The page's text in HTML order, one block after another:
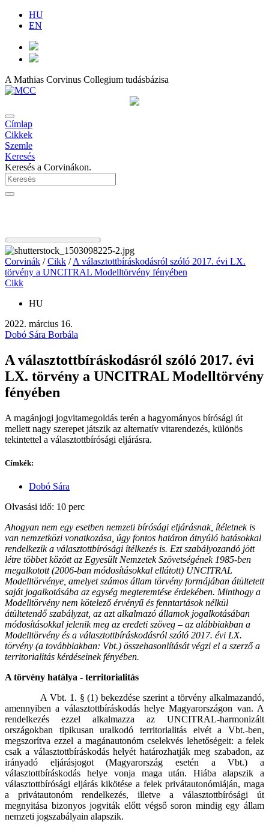
HU
EN
A Mathias Corvinus Collegium tudásbázisa
Címlap
Cikkek
Szemle
Keresés
Keresés a Corvinákon.
Corvinák /Cikk /A választottbíráskodásról szóló 2017. évi LX.
törvény a UNCITRAL Modelltörvény fényében
Cikk
HU
2022. március 16.
Dobó Sára Borbála
A választottbíráskodásról szóló 2017. évi
LX. törvény a UNCITRAL Modelltörvény
fényében
A magánjogi jogvitamegoldás terén a hagyományos bírósági út
mellett nagy szerepet játszik az alternatív vitarendezés, különös
tekintettel a választottbírósági eljárásra.
Címkék:
Dobó Sára
Olvasási idő: 10 perc
Ahogyan nem egy esetben nemzeti bírósági eljárásnak, ítéletnek is
van nemzetközi vonatkozása, úgy fontos határon átnyúló hatásokkal
rendelkezik a választottbírósági ítélkezés is. Ezt szabályozandó jött
létre többet között az Egyesült Nemzetek Szövetségének 1985-ben
megalkotott (2006-ban módosításokkal ellátott) UNCITRAL
Modelltörvénye, amelyet számos állam törvény formájában átültetett
saját jogalkotásába az egység megteremtése érdekében. Minthogy a
Modelltörvény nem kötelező érvényű és fenntartások nélkül
átültetendő szabályzat, az azt alkalmazó államok jogalkotásában
módosításokkal jelenik meg az eredeti szöveg – az alábbiakban a
Modelltörvény és a választottbíráskodásról szóló 2017. évi LX.
törvény (a továbbiakban: Vbt.) összehasonlítását végzi el a szerző a
territorialitás kérdéseinek fényében.
A törvény hatálya - territorialitás
A Vbt. 1. § (1) bekezdése szerint a törvény alkalmazandó,
amennyiben a választottbíráskodás helye Magyarországon van. A
rendelkezés ezzel alkalmazza az UNCITRAL-harmonizált
országokban tipikusan uralkodó territorialitás elvét a Vbt.-ben,
megszorítva ezzel a magánautonóm cselekvés lehetőségeit: a felek
csak a választottbíráskodás helyét határozhatják meg szabadon, az
irányadó eljárásjogot (Magyarország esetén a Vbt.) a
választottbíráskodás helye vonja maga után. Hiába alapszik a
választottbírósági eljárás kikötése a felek privátautonómiáján, maga
a privátautonóm rendelkezés, illetve a választottbírósági út
megnyitása bizonyos jogviták előtt végső soron mindig egy állam
nemzeti jogszabályain alapszik.